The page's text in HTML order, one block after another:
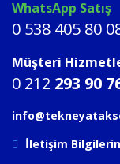
WhatsApp Satış
0 538 405 80
Müşteri
0 212 293 90
İletişim